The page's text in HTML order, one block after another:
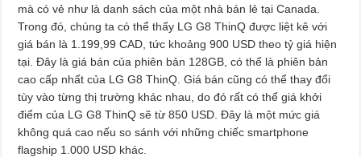
mà có vẻ như là danh sách của một nhà bán lẻ tại Canada.
Trong đó, chúng ta có thể thấy LG G8 ThinQ được liệt kê với
giá bán là 1.199,99 CAD, tức khoảng 900 USD theo tỷ giá hiện
tại. Đây là giá bán của phiên bản 128GB, có thể là phiên bản
cao cấp nhất của LG G8 ThinQ. Giá bán cũng có thể thay đổi
tùy vào từng thị trường khác nhau, do đó rất có thể giá khởi
điểm của LG G8 ThinQ sẽ từ 850 USD. Đây là một mức giá
không quá cao nếu so sánh với những chiếc smartphone
flagship 1.000 USD khác.